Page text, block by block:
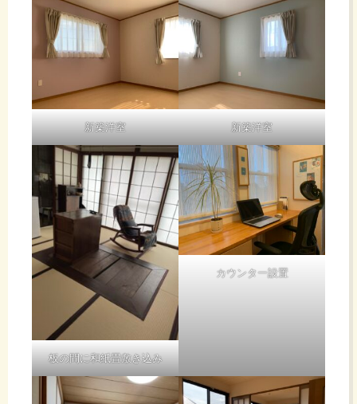
新築洋室 新築洋室
板の間に和紙畳敷き込み
カウンター設置